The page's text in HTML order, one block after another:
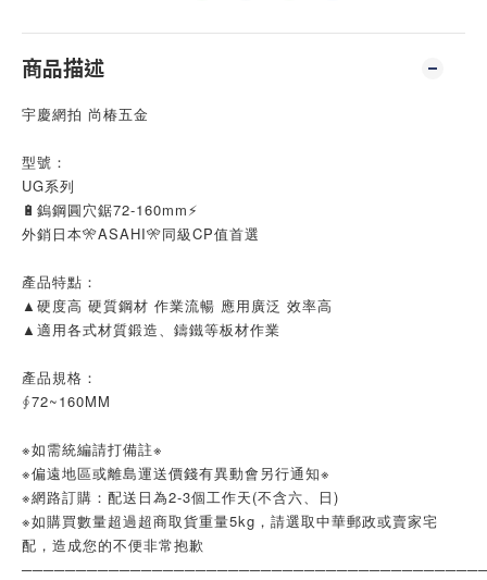
商品描述
宇慶網拍 尚椿五金
型號：
UG系列
🔋鎢鋼圓穴鋸72-160mm⚡
外銷日本🎌ASAHI🎌同級CP值首選
產品特點：
▲硬度高 硬質鋼材 作業流暢 應用廣泛 效率高
▲適用各式材質鍛造、鑄鐵等板材作業
產品規格：
∮72~160MM
※如需統編請打備註※
※偏遠地區或離島運送價錢有異動會另行通知※
※網路訂購：配送日為2-3個工作天(不含六、日)
※如購買數量超過超商取貨重量5kg，請選取中華郵政或賣家宅
配，造成您的不便非常抱歉